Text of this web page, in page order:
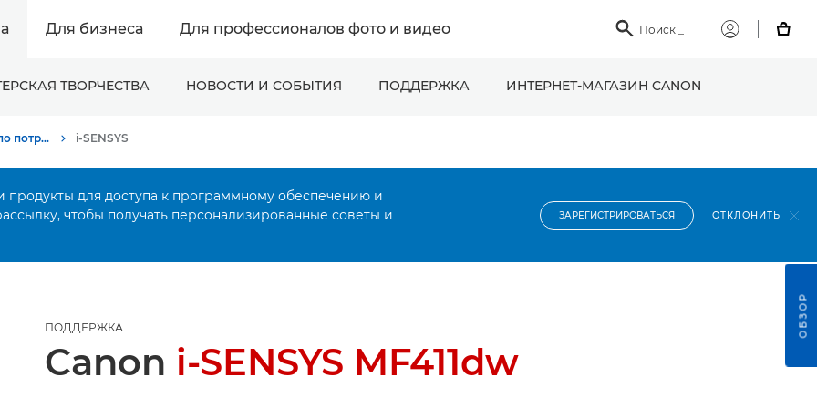
Для бизнеса Для профессионалов фото и видео  Поиск
Мой

ТВОРЧЕСТВА НОВОСТИ И СОБЫТИЯ ПОДДЕРЖКА ИНТЕРНЕТ-МАГАЗИН CANON
Онлайн-поддержка по потребительской продукции i-SENSYS
продукты для доступа к программному обеспечению и
чтобы получать персонализированные советы и
ЗАРЕГИСТРИРОВАТЬСЯ ОТКЛОНИТЬ
ПОДДЕРЖКА
Canon i-SENSYS MF411dw
ОБЗОР